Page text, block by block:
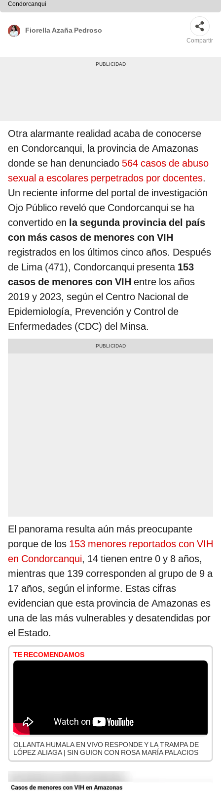
Condorcanqui
Fiorella Azaña Pedroso
Compartir
Otra alarmante realidad acaba de conocerse
en Condorcanqui, la provincia de Amazonas
donde se han denunciado 564 casos de abuso
sexual a escolares perpetrados por docentes.
Un reciente informe del portal de investigación
Ojo Público reveló que Condorcanqui se ha
convertido en la segunda provincia del país
con más casos de menores con VIH
registrados en los últimos cinco años. Después
de Lima (471), Condorcanqui presenta 153
casos de menores con VIH entre los años
2019 y 2023, según el Centro Nacional de
Epidemiología, Prevención y Control de
Enfermedades (CDC) del Minsa.
El panorama resulta aún más preocupante
porque de los 153 menores reportados con VIH
en Condorcanqui, 14 tienen entre 0 y 8 años,
mientras que 139 corresponden al grupo de 9 a
17 años, según el informe. Estas cifras
evidencian que esta provincia de Amazonas es
una de las más vulnerables y desatendidas por
el Estado.
TE RECOMENDAMOS
OLLANTA HUMALA EN VIVO RESPONDE Y LA TRAMPA DE
LÓPEZ ALIAGA | SIN GUION CON ROSA MARÍA PALACIOS